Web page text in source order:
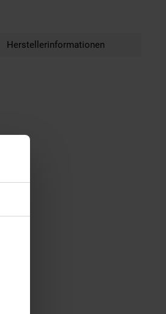
Herstellerinformationen